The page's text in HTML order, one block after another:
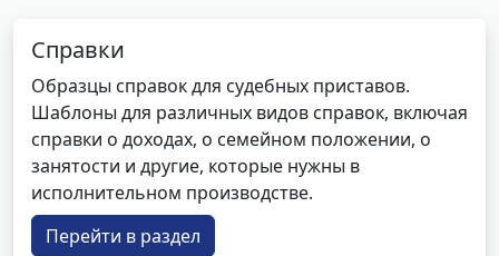
Справки
Образцы справок для судебных приставов.
Шаблоны для различных видов справок, включая
справки о доходах, о семейном положении, о
занятости и другие, которые нужны в
исполнительном производстве.
Перейти в раздел